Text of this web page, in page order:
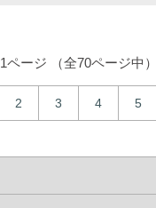
1ページ （全70ページ中）
2 3 4 5